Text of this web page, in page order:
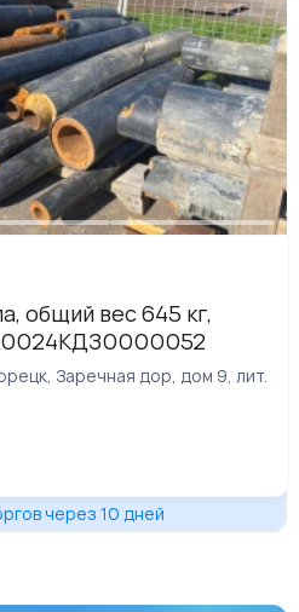
общий вес 645 кг,
0024КДЗ0000052
Заречная дор, дом 9, лит.
через 10 дней